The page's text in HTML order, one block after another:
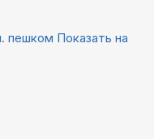
пешком Показать на